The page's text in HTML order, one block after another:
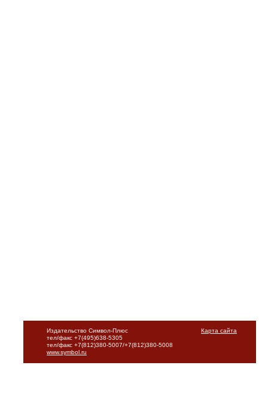
Карта сайта
Издательство Символ-Плюс
тел/факс +7(495)638-5305
тел/факс +7(812)380-5007/+7(812)380-5008
www.symbol.ru